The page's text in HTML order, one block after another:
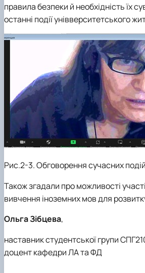
правила безпеки й необхідність їх
останні події унівверситетського
Рис.2-3. Обговорення сучасних
Також згадали про можливості
вивчення іноземних мов для
Ольга Зібцева,
наставник студентської групи
доцент кафедри ЛА та ФД